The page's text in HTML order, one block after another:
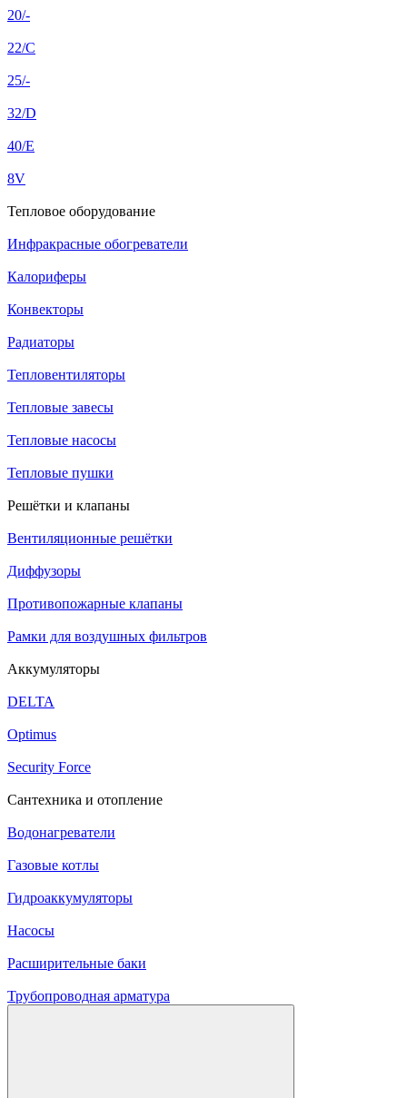
20/-
22/C
25/-
32/D
40/E
8V
Тепловое оборудование
Инфракрасные обогреватели
Калориферы
Конвекторы
Радиаторы
Тепловентиляторы
Тепловые завесы
Тепловые насосы
Тепловые пушки
Решётки и клапаны
Вентиляционные решётки
Диффузоры
Противопожарные клапаны
Рамки для воздушных фильтров
Аккумуляторы
DELTA
Optimus
Security Force
Сантехника и отопление
Водонагреватели
Газовые котлы
Гидроаккумуляторы
Насосы
Расширительные баки
Трубопроводная арматура